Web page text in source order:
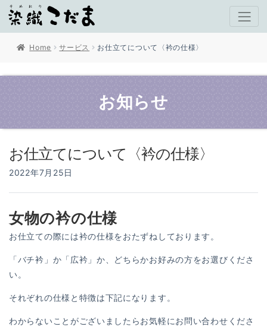
Home サービス お仕立てについて〈衿の仕様〉
お知らせ
お仕立てについて〈衿の仕様〉
2022年7月25日
女物の衿の仕様
お仕立ての際には衿の仕様をおたずねしております。
「バチ衿」か「広衿」か、どちらかお好みの方をお選びくださ
い。
それぞれの仕様と特徴は下記になります。
わからないことがございましたらお気軽にお問い合わせくださ